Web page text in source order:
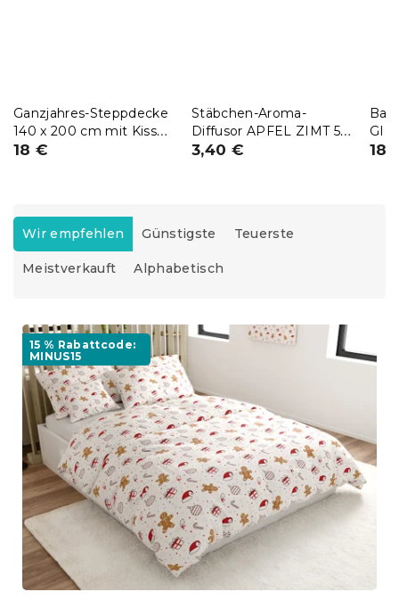
Ganzjahres-Steppdecke
140 x 200 cm mit Kissen
BASIC 70 x 90 cm
18 €
Stäbchen-Aroma-
Diffusor APFEL ZIMT 50
ml
3,40 €
P
o
d
o
e
u
n
g
Wir empfehlen Günstigste Teuerste
Meistverkauft Alphabetisch
L
e
P
o
d
u
k
15 % Rabattcode:
MINUS15